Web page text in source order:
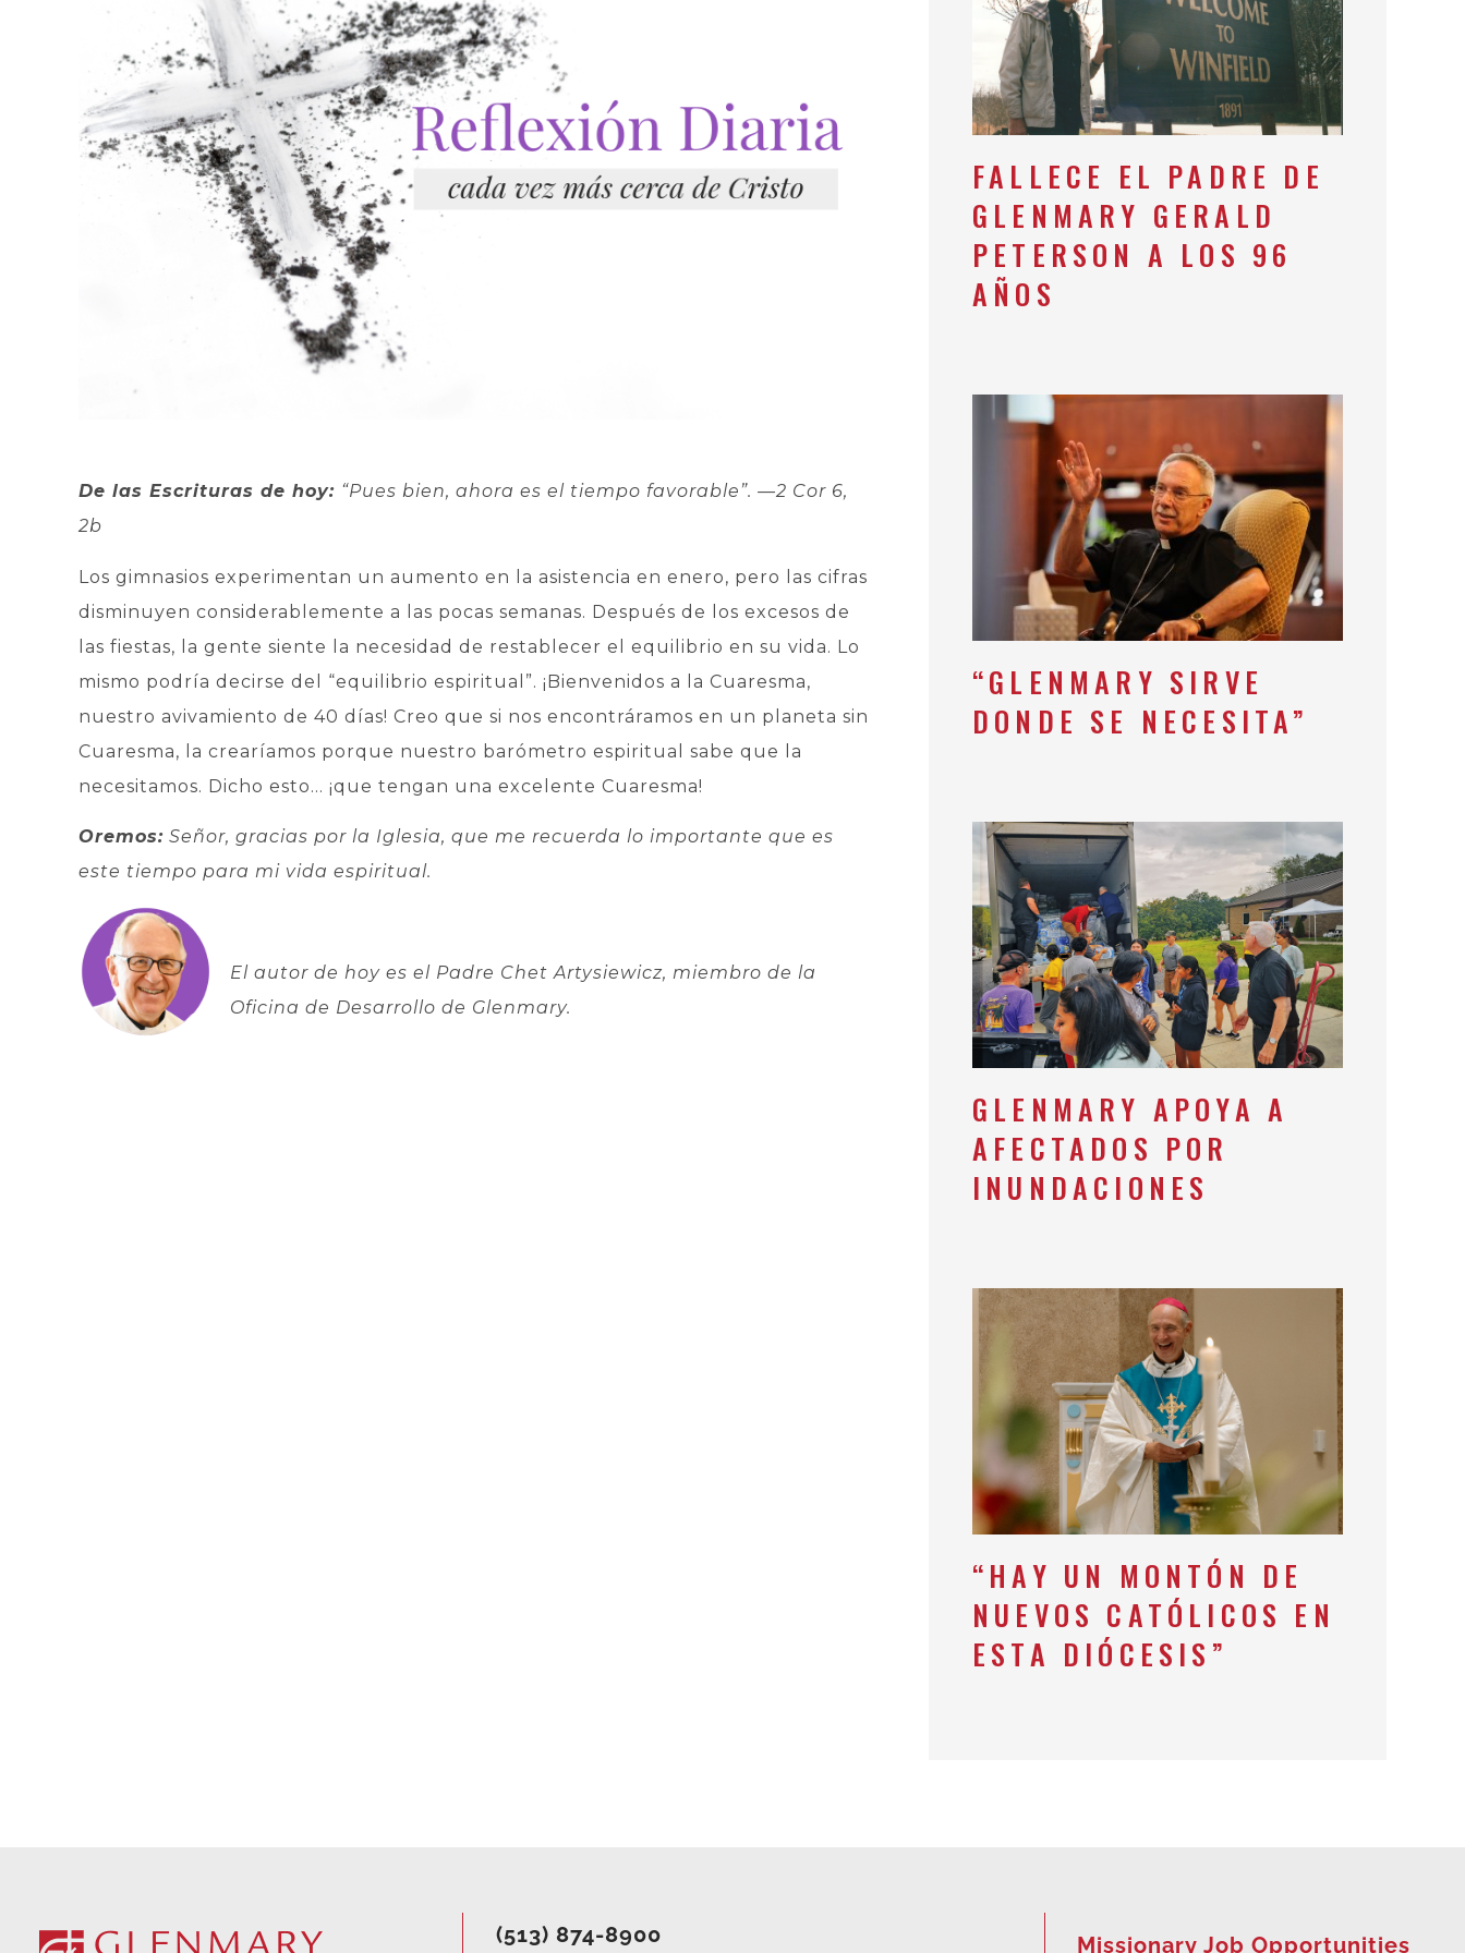
De las Escrituras de hoy: “Pues bien, ahora es el tiempo favorable”. —2 Cor 6,
2b
Los gimnasios experimentan un aumento en la asistencia en enero, pero las cifras
disminuyen considerablemente a las pocas semanas. Después de los excesos de
las fiestas, la gente siente la necesidad de restablecer el equilibrio en su vida. Lo
mismo podría decirse del “equilibrio espiritual”. ¡Bienvenidos a la Cuaresma,
nuestro avivamiento de 40 días! Creo que si nos encontráramos en un planeta sin
Cuaresma, la crearíamos porque nuestro barómetro espiritual sabe que la
necesitamos. Dicho esto… ¡que tengan una excelente Cuaresma!
Oremos: Señor, gracias por la Iglesia, que me recuerda lo importante que es
este tiempo para mi vida espiritual.
El autor de hoy es el Padre Chet Artysiewicz, miembro de la
Oficina de Desarrollo de Glenmary.
FALLECE EL PADRE DE
GLENMARY GERALD
PETERSON A LOS 96
AÑOS
“GLENMARY SIRVE
DONDE SE NECESITA”
GLENMARY APOYA A
AFECTADOS POR
INUNDACIONES
“HAY UN MONTÓN DE
NUEVOS CATÓLICOS EN
ESTA DIÓCESIS”
(513) 874-8900 Missionary Job Opportunities